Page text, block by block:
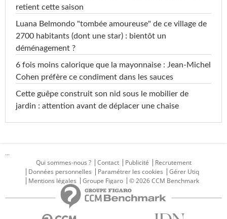
retient cette saison
Luana Belmondo "tombée amoureuse" de ce village de
2700 habitants (dont une star) : bientôt un
déménagement ?
6 fois moins calorique que la mayonnaise : Jean-Michel
Cohen préfère ce condiment dans les sauces
Cette guêpe construit son nid sous le mobilier de
jardin : attention avant de déplacer une chaise
...
Qui sommes-nous ?
Contact Publicité
Recrutement
Données personnelles
Paramétrer les cookies
Gérer Utiq
Mentions légales
Groupe Figaro © 2026 CCM Benchmark